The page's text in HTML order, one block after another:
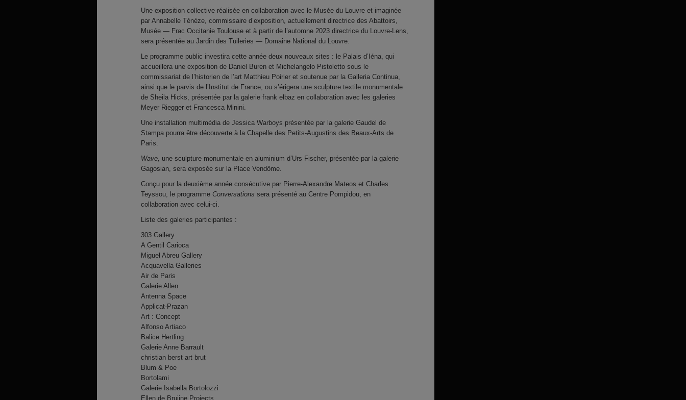
Une exposition collective réalisée en collaboration avec le Musée du Louvre et imaginée
par Annabelle Ténèze, commissaire d’exposition, actuellement directrice des Abattoirs,
Musée — Frac Occitanie Toulouse et à partir de l’automne 2023 directrice du Louvre-Lens,
sera présentée au Jardin des Tuileries — Domaine National du Louvre.
Le programme public investira cette année deux nouveaux sites : le Palais d’Iéna, qui
accueillera une exposition de Daniel Buren et Michelangelo Pistoletto sous le
commissariat de l’historien de l’art Matthieu Poirier et soutenue par la Galleria Continua,
ainsi que le parvis de l’Institut de France, ou s’érigera une sculpture textile monumentale
de Sheila Hicks, présentée par la galerie frank elbaz en collaboration avec les galeries
Meyer Riegger et Francesca Minini.
Une installation multimédia de Jessica Warboys présentée par la galerie Gaudel de
Stampa pourra être découverte à la Chapelle des Petits-Augustins des Beaux-Arts de
Paris.
Wave, une sculpture monumentale en aluminium d’Urs Fischer, présentée par la galerie
Gagosian, sera exposée sur la Place Vendôme.
Conçu pour la deuxième année consécutive par Pierre-Alexandre Mateos et Charles
Teyssou, le programme Conversations sera présenté au Centre Pompidou, en
collaboration avec celui-ci.
Liste des galeries participantes :
303 Gallery
A Gentil Carioca
Miguel Abreu Gallery
Acquavella Galleries
Air de Paris
Galerie Allen
Antenna Space
Applicat-Prazan
Art : Concept
Alfonso Artiaco
Balice Hertling
Galerie Anne Barrault
christian berst art brut
Blum & Poe
Bortolami
Galerie Isabella Bortolozzi
Ellen de Bruijne Projects